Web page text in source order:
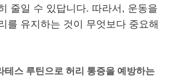
줄일 수 있답니다. 따라서, 운동을
를 유지하는 것이 무엇보다 중요해
테스 루틴으로 허리 통증을 예방하는